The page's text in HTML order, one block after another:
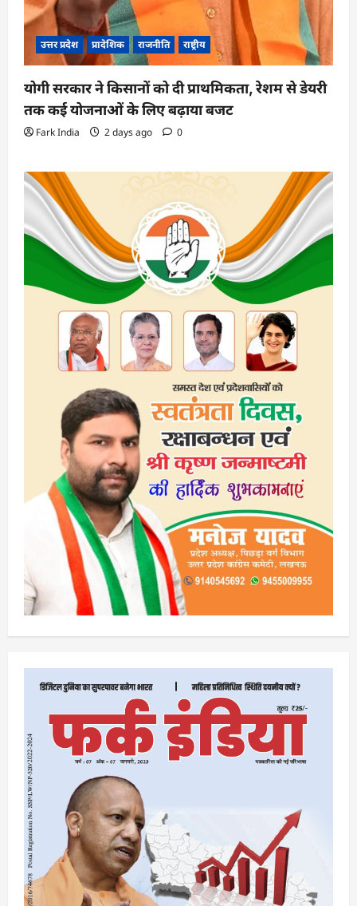
उत्तर प्रदेश प्रादेशिक राजनीति राष्ट्रीय
योगी सरकार ने किसानों को दी प्राथमिकता, रेशम से डेयरी
तक कई योजनाओं के लिए बढ़ाया बजट
Fark India 2 days ago 0